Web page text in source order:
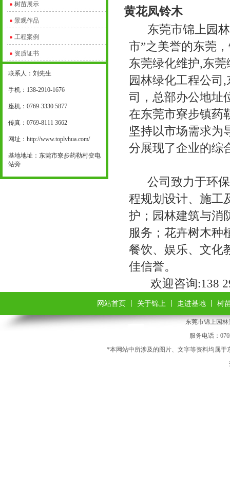
树苗展示
景观作品
工程案例
资质证书
联系人：刘先生
手机：138-2910-1676
座机：0769-3330 5877
传真：0769-8111 3662
网址：http://www.toplvhua.com/
基地地址：东莞市寮步药勒村变电
站旁
黄花凤铃木
东莞市锦上园林
市”之美誉的东莞
东莞绿化维护,东
园林绿化工程公司
司，总部办公地址
在东莞市寮步镇药
坚持以市场需求为
分展现了企业的综
公司致力于环保
程规划设计、施工
护；园林建筑与消
服务；花卉树木种
餐饮、娱乐、文化
佳信誉。
欢迎咨询:138
网站首页 关于锦上 走进基地 树
东莞市锦上园
服务电话：
*本网站中所涉及的图片、文字等资料均属